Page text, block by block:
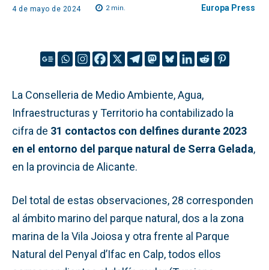
4 de mayo de 2024 2min. Europa Press
La Conselleria de Medio Ambiente, Agua,
Infraestructuras y Territorio ha contabilizado la
cifra de 31 contactos con delfines durante 2023
en el entorno del parque natural de Serra Gelada,
en la provincia de Alicante.
Del total de estas observaciones, 28 corresponden
al ámbito marino del parque natural, dos a la zona
marina de la Vila Joiosa y otra frente al Parque
Natural del Penyal d’Ifac en Calp, todos ellos